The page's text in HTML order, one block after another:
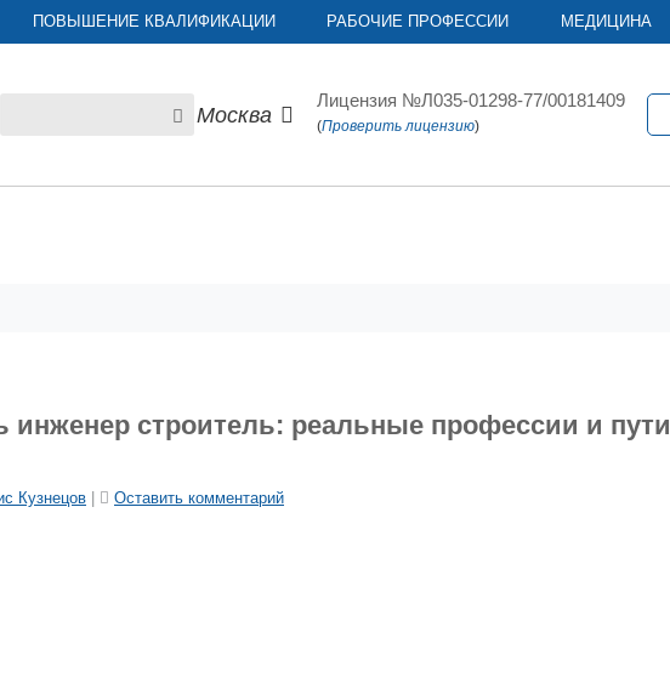
ПОВЫШЕНИЕ КВАЛИФИКАЦИИ РАБОЧИЕ ПРОФЕССИИ МЕДИЦИНА
Москва
Лицензия №Л035-01298-77/00181409
(Проверить лицензию)
инженер строитель: реальные профессии и пути
Кузнецов Оставить комментарий